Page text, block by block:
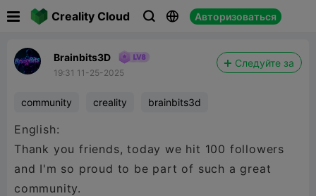
Creality Cloud   Авторизоваться
Brainbits3D
19:31 11-25-2025
Следуйте за
community creality brainbits3d
English:
Thank you friends, today we hit 100 followers
and I'm so proud to be part of such a great
community.